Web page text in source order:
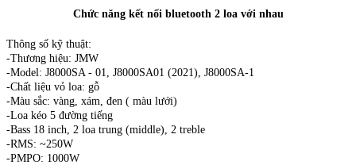
Chức năng kết nối bluetooth 2 loa với nhau
Thông số kỹ thuật:
-Thương hiệu: JMW
-Model: J8000SA - 01, J8000SA01 (2021), J8000SA-1
-Chất liệu vỏ loa: gỗ
-Màu sắc: vàng, xám, đen ( màu lưới)
-Loa kéo 5 đường tiếng
-Bass 18 inch, 2 loa trung (middle), 2 treble
-RMS: ~250W
-PMPO: 1000W